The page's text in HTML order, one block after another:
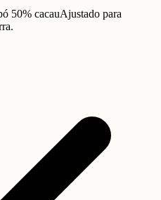
50% cacauAjustado para